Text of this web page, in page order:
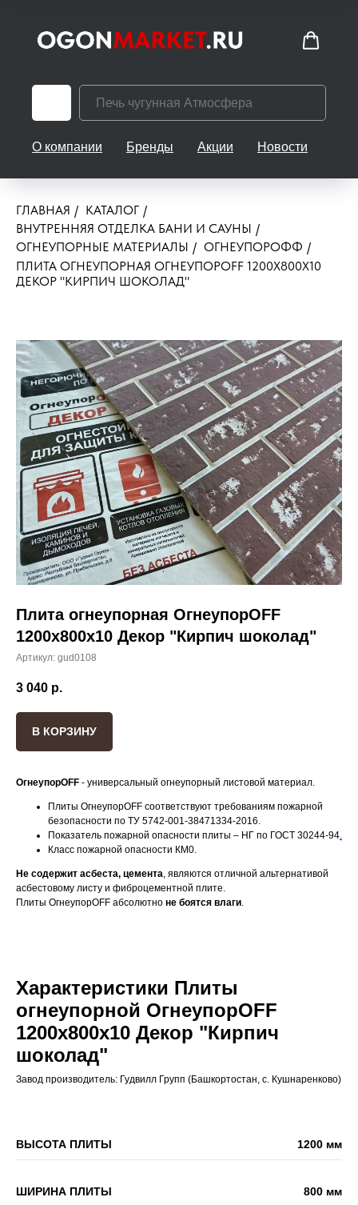
О компании Бренды Акции Новости
ГЛАВНАЯ / КАТАЛОГ /
ВНУТРЕННЯЯ ОТДЕЛКА БАНИ И САУНЫ /
ОГНЕУПОРНЫЕ МАТЕРИАЛЫ / ОГНЕУПОРОФФ /
ПЛИТА ОГНЕУПОРНАЯ ОГНЕУПОРOFF 1200X800X10
ДЕКОР "КИРПИЧ ШОКОЛАД"
Плита огнеупорная ОгнеупорOFF
1200x800x10 Декор "Кирпич шоколад"
Артикул: gud0108
3 040 р.
В КОРЗИНУ
ОгнеупорOFF - универсальный огнеупорный листовой материал.
Плиты ОгнеупорOFF соответствуют требованиям пожарной
безопасности по ТУ 5742-001-38471334-2016.
Показатель пожарной опасности плиты – НГ по ГОСТ 30244-94.
Класс пожарной опасности КМ0.
Не содержит асбеста, цемента, являются отличной альтернативой
асбестовому листу и фиброцементной плите.
Плиты ОгнеупорOFF абсолютно не боятся влаги.
Характеристики Плиты
огнеупорной ОгнеупорOFF
1200x800x10 Декор "Кирпич
шоколад"
Завод производитель: Гудвилл Групп (Башкортостан, с. Кушнаренково)
ВЫСОТА ПЛИТЫ 1200 мм
ШИРИНА ПЛИТЫ 800 мм